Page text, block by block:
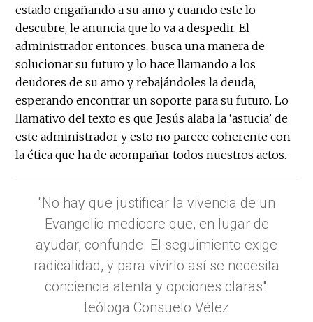
estado engañando a su amo y cuando este lo
descubre, le anuncia que lo va a despedir. El
administrador entonces, busca una manera de
solucionar su futuro y lo hace llamando a los
deudores de su amo y rebajándoles la deuda,
esperando encontrar un soporte para su futuro. Lo
llamativo del texto es que Jesús alaba la ‘astucia’ de
este administrador y esto no parece coherente con
la ética que ha de acompañar todos nuestros actos.
"No hay que justificar la vivencia de un
Evangelio mediocre que, en lugar de
ayudar, confunde. El seguimiento exige
radicalidad, y para vivirlo así se necesita
conciencia atenta y opciones claras":
teóloga Consuelo Vélez